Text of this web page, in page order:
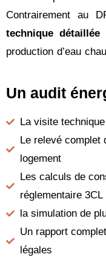
Contrairement au
technique détaillée
production d’eau
Un audit
La visite
Le relevé complet
logement
Les calculs de
réglementaire 3CL
la simulation de
Un rapport
légales